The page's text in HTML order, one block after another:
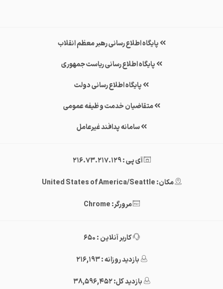
پایگاه اطلاع رسانی رهبر معظم انقلاب
پایگاه اطلاع رسانی ریاست جمهوری
پایگاه اطلاع رسانی دولت
متقاضیان خدمت وظیفه عمومی
سامانه پدافند غیرعامل
آی پی : 216.73.217.129
مکان: United States of America/Seattle
مرورگر: Chrome
کاربر آنلاین : 650
بازدید روزانه : 216,193
بازدید کل: 38,596,452